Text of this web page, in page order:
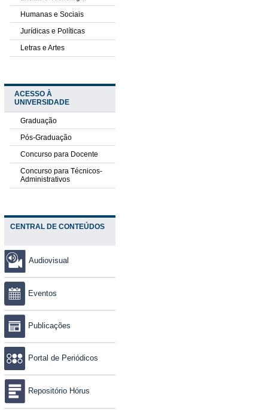
Humanas e Sociais
Jurídicas e Políticas
Letras e Artes
ACESSO À
UNIVERSIDADE
Graduação
Pós-Graduação
Concurso para Docente
Concurso para Técnicos-
Administrativos
CENTRAL DE CONTEÚDOS
Audiovisual
Eventos
Publicações
Portal de Periódicos
Repositório Hórus